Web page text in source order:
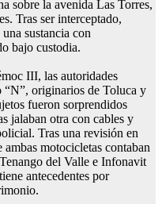
sobre la avenida Las Torres,
Tras ser interceptado,
sustancia con
bajo custodia.
III, las autoridades
originarios de Toluca y
fueron sorprendidos
jalaban otra con cables y
Tras una revisión en
motocicletas contaban
del Valle e Infonavit
antecedentes por